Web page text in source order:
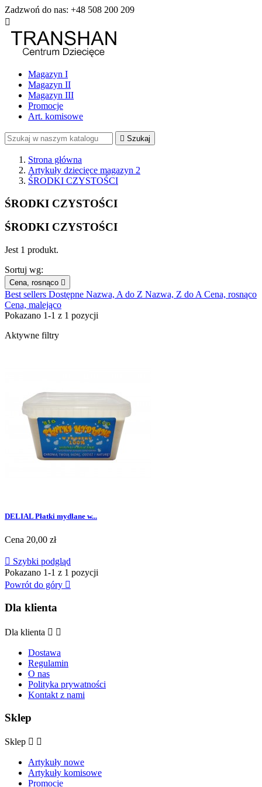
Zadzwoń do nas: +48 508 200 209

Magazyn I
Magazyn II
Magazyn III
Promocje
Art. komisowe
 Szukaj
Strona główna
Artykuły dziecięce magazyn 2
ŚRODKI CZYSTOŚCI
ŚRODKI CZYSTOŚCI
ŚRODKI CZYSTOŚCI
Jest 1 produkt.
Sortuj wg:
Cena, rosnąco 
Best sellers Dostępne Nazwa, A do Z Nazwa, Z do A Cena, rosnąco
Cena, malejąco
Pokazano 1-1 z 1 pozycji
Aktywne filtry
DELIAL Płatki mydlane w...
Cena 20,00 zł
 Szybki podgląd
Pokazano 1-1 z 1 pozycji
Powrót do góry 
Dla klienta
Dla klienta  
Dostawa
Regulamin
O nas
Polityka prywatności
Kontakt z nami
Sklep
Sklep  
Artykuły nowe
Artykuły komisowe
Promocje